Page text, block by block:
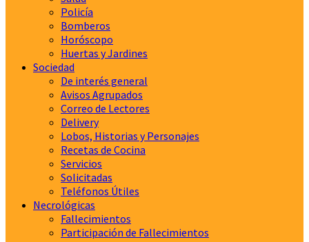
Policía
Bomberos
Horóscopo
Huertas y Jardines
Sociedad
De interés general
Avisos Agrupados
Correo de Lectores
Delivery
Lobos, Historias y Personajes
Recetas de Cocina
Servicios
Solicitadas
Teléfonos Útiles
Necrológicas
Fallecimientos
Participación de Fallecimientos